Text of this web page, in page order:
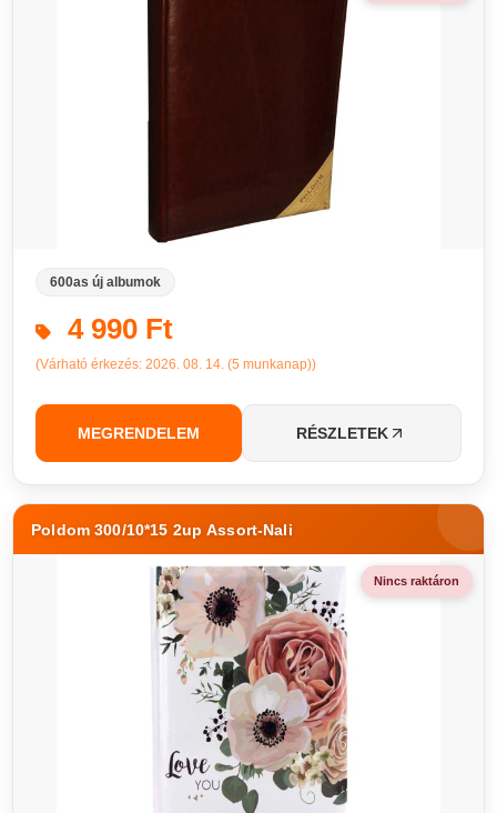
600as új albumok
4 990 Ft
(Várható érkezés: 2026. 08. 14. (5 munkanap))
MEGRENDELEM RÉSZLETEK
Poldom 300/10*15 2up Assort-Nali
Nincs raktáron